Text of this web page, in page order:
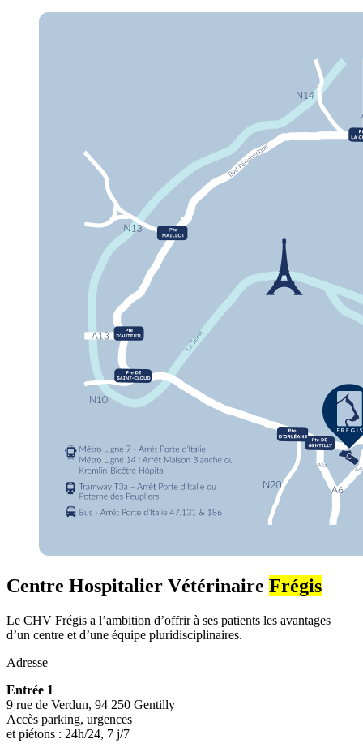
Centre Hospitalier Vétérinaire Frégis
Le CHV Frégis a l’ambition d’offrir à ses patients les avantages
d’un centre et d’une équipe pluridisciplinaires.
Adresse
Entrée 1
9 rue de Verdun, 94 250 Gentilly
Accès parking, urgences
et piétons : 24h/24, 7 j/7